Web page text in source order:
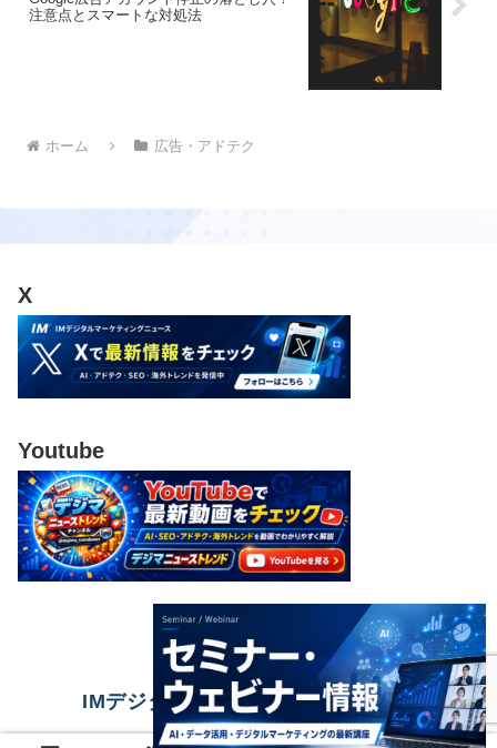
注意点とスマートな対処法
ホーム 広告・アドテク
X
Youtube
IMデジタルマーケティングニュース